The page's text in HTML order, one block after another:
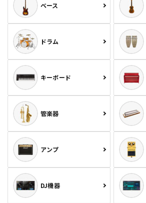
ベース
ドラム
キーボード
管楽器
アンプ
DJ機器